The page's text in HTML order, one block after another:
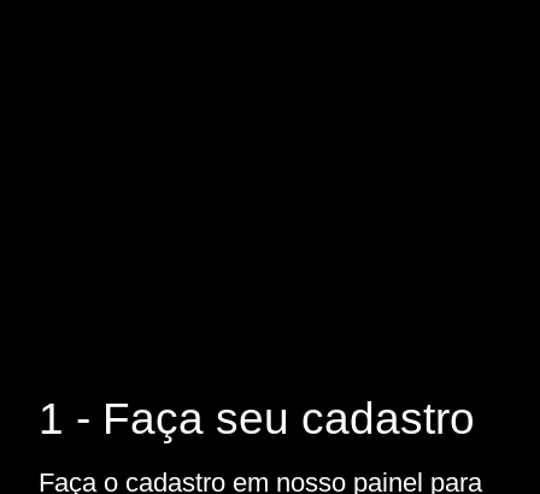
1 - Faça seu cadastro
Faça o cadastro em nosso painel para